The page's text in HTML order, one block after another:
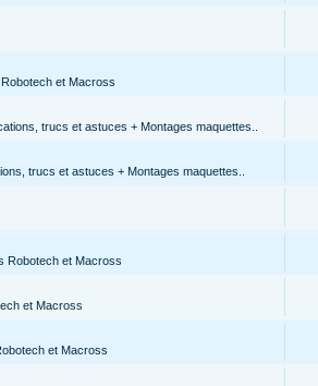
et Macross
trucs et astuces + Montages maquettes..
trucs et astuces + Montages maquettes..
Robotech et Macross
et Macross
et Macross